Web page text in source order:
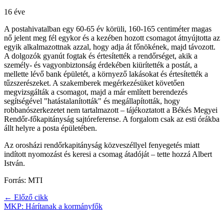
16 éve
A postahivatalban egy 60-65 év körüli, 160-165 centiméter magas
nő jelent meg fél egykor és a kezében hozott csomagot átnyújtotta az
egyik alkalmazottnak azzal, hogy adja át főnökének, majd távozott.
A dolgozók gyanút fogtak és értesítették a rendőrséget, akik a
személy- és vagyonbiztonság érdekében kiürítették a postát, a
mellette lévő bank épületét, a környező lakásokat és értesítették a
tűzszerészeket. A szakemberek megérkezésüket követően
megvizsgálták a csomagot, majd a már említett berendezés
segítségével "hatástalanították" és megállapították, hogy
robbanószerkezetet nem tartalmazott – tájékoztatott a Békés Megyei
Rendőr-főkapitányság sajtóreferense. A forgalom csak az esti órákba
állt helyre a posta épületében.
Az orosházi rendőrkapitányság közveszéllyel fenyegetés miatt
indított nyomozást és keresi a csomag átadóját – tette hozzá Albert
István.
Forrás: MTI
← Előző cikk
MKP: Hárítanak a kormányfők